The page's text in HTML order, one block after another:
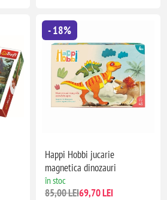
- 18%
Happi Hobbi jucarie
magnetica dinozauri
în stoc
85,00 LEI69,70 LEI